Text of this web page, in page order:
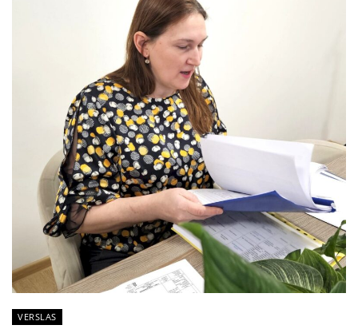
VERSLAS